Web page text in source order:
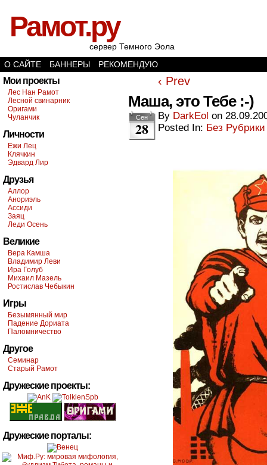
Рамот.ру
сервер Темного Эола
О САЙТЕ
БАННЕРЫ РЕКОМЕНДУЮ
Мои проекты
Лес Нан Рамот
Лесной свинарник
Оригами
Чуланчик
Личности
Ежи Лец
Клячкин
Эдвард Лир
Друзья
Аллор
Анориэль
Ассиди
Заяц
Леди Осень
Великие
Вера Камша
Владимир Леви
Ира Голуб
Михаил Мазель
Ростислав Чебыкин
Игры
Безымянный мир
Падение Дориата
Паломничество
Другое
Семинар
Старый Рамот
Дружеские проекты:
Дружеские порталы:
‹ Prev
Маша, это Тебе :-)
Сен
28
By DarkEol on
Posted In: Без Рубрики